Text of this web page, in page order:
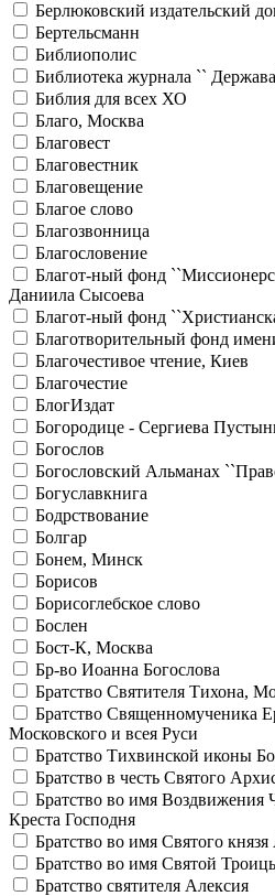
Берлюковский издательский
Бертельсманн
Библиополис
Библиотека журнала ``
Библия для всех ХО
Благо, Москва
Благовест
Благовестник
Благовещение
Благое слово
Благозвонница
Благословение
Благот-ный фонд
Даниила Сысоева
Благот-ный фонд
Благотворительный фонд
Благочестивое чтение, Киев
Благочестие
БлогИздат
Богородице - Сергиева
Богослов
Богословский Альманах
Богуславкнига
Бодрствование
Болгар
Бонем, Минск
Борисов
Борисоглебское слово
Бослен
Бост-К, Москва
Бр-во Иоанна Богослова
Братство Святителя Тихона,
Братство Священномученика
Московского и всея Руси
Братство Тихвинской иконы
Братство в честь Святого
Братство во имя Воздвижения
Креста Господня
Братство во имя Святого
Братство во имя Святой
Братство святителя Алексия